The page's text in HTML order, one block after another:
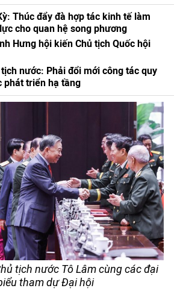
Thúc đẩy đà hợp tác kinh tế làm
cho quan hệ song phương
Hưng hội kiến Chủ tịch Quốc hội
nước: Phải đổi mới công tác quy
phát triển hạ tầng
tịch nước Tô Lâm cùng các đại
tham dự Đại hội